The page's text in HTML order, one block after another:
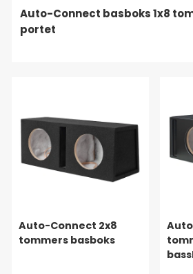
Auto-Connect basboks 1x8
portet
Auto-Connect 2x8
tommers basboks